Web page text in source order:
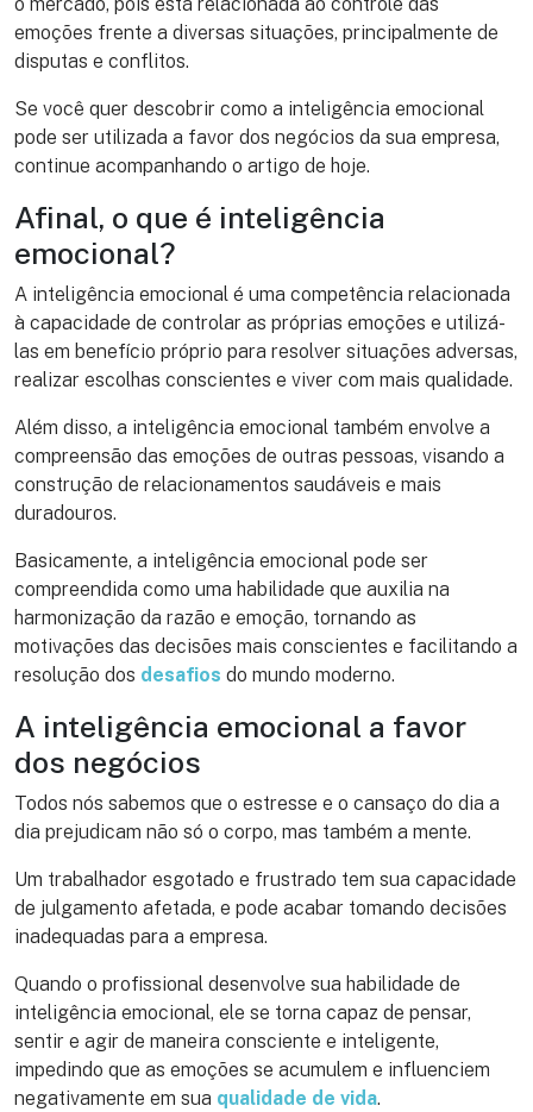
emoções frente a diversas situações, principalmente de
disputas e conflitos.
Se você quer descobrir como a inteligência emocional
pode ser utilizada a favor dos negócios da sua empresa,
continue acompanhando o artigo de hoje.
Afinal, o que é inteligência
emocional?
A inteligência emocional é uma competência relacionada
à capacidade de controlar as próprias emoções e utilizá-
las em benefício próprio para resolver situações adversas,
realizar escolhas conscientes e viver com mais qualidade.
Além disso, a inteligência emocional também envolve a
compreensão das emoções de outras pessoas, visando a
construção de relacionamentos saudáveis e mais
duradouros.
Basicamente, a inteligência emocional pode ser
compreendida como uma habilidade que auxilia na
harmonização da razão e emoção, tornando as
motivações das decisões mais conscientes e facilitando a
resolução dos desafios do mundo moderno.
A inteligência emocional a favor
dos negócios
Todos nós sabemos que o estresse e o cansaço do dia a
dia prejudicam não só o corpo, mas também a mente.
Um trabalhador esgotado e frustrado tem sua capacidade
de julgamento afetada, e pode acabar tomando decisões
inadequadas para a empresa.
Quando o profissional desenvolve sua habilidade de
inteligência emocional, ele se torna capaz de pensar,
sentir e agir de maneira consciente e inteligente,
impedindo que as emoções se acumulem e influenciem
negativamente em sua qualidade de vida.